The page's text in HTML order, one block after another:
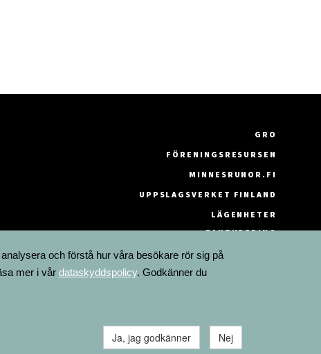
GRO
FÖRENINGSRESURSEN
MINNESRUNOR.FI
UPPSLAGSVERKET FINLAND
LÄGENHETER
FAKTURERING
och förstå hur våra besökare rör sig på
mer i vår dataskyddspolicy. Godkänner du
Ja, jag godkänner Nej